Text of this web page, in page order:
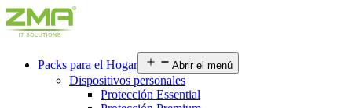
Packs para el Hogar Abrir el menú
Dispositivos personales
Protección Essential